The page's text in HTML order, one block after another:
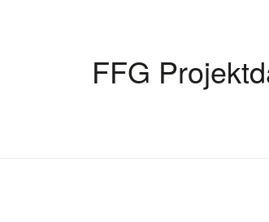
FFG